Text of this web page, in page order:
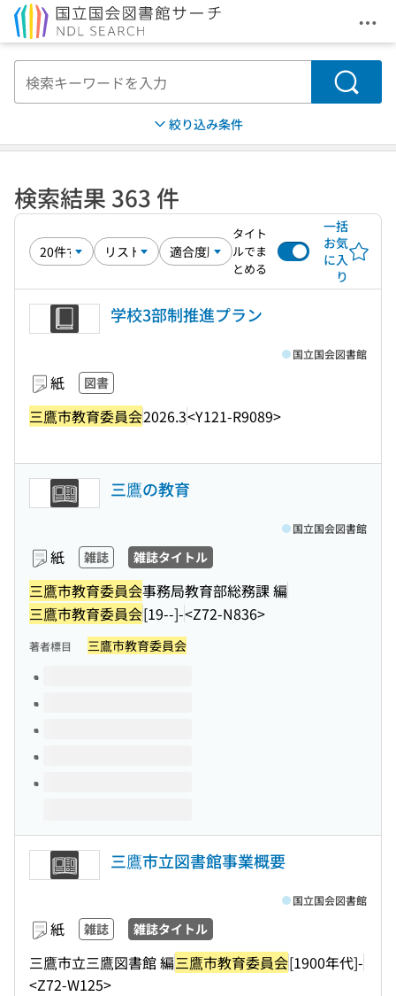
メ
検索
絞り込み条件
検索結果 363 件
タイト
ルでま
とめる
一括
お気
に入
り
学校3部制推進プラン
紙 図書
三鷹市教育委員会2026.3<Y121-R9089>
国立国会図書館
三鷹の教育
紙 雑誌 雑誌タイトル
三鷹市教育委員会事務局教育部総務課 編
三鷹市教育委員会[19--]-<Z72-N836>
国立国会図書館
著者標目 三鷹市教育委員会
このタイトルの巻号
三鷹市立図書館事業概要
紙 雑誌 雑誌タイトル
三鷹市立三鷹図書館 編三鷹市教育委員会[1900年代]-
<Z72-W125>
国立国会図書館